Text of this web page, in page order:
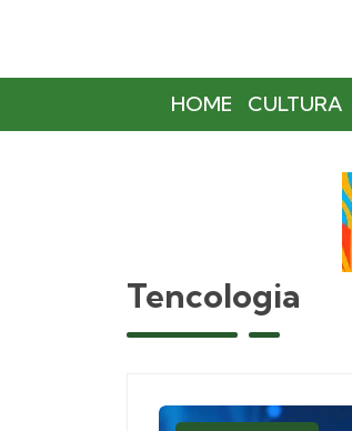
HOME CULTURA
Tencologia